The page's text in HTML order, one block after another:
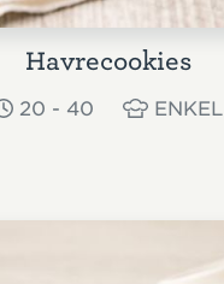
Havrecookies
20 - 40 ENKEL